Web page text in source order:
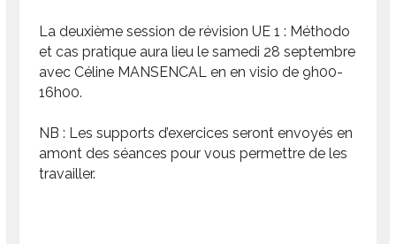
La deuxième session de révision UE 1 : Méthodo
et cas pratique aura lieu le samedi 28 septembre
avec Céline MANSENCAL en en visio de 9h00-
16h00.
NB : Les supports d’exercices seront envoyés en
amont des séances pour vous permettre de les
travailler.